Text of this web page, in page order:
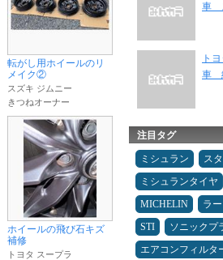
転がし用ホイールのリ
メイク②
スズキ ジムニー
きつねオーナー
ホイールの飛び石キズ
補修
トヨタ スープラ
車
ト
車
注目タグ
ミシュラン
ス
ミシュランタイヤ
MICHELIN
ラ
STI
ソニックプ
エアコンフィルタ